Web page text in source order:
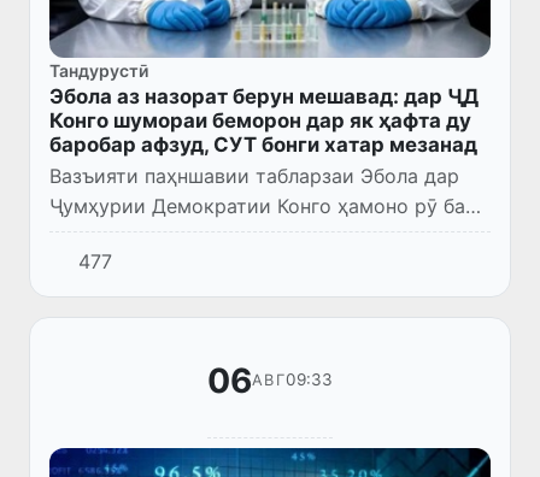
Тандурустӣ
Эбола аз назорат берун мешавад: дар ҶД
Конго шумораи беморон дар як ҳафта ду
баробар афзуд, СУТ бонги хатар мезанад
Вазъияти паҳншавии табларзаи Эбола дар
Ҷумҳурии Демократии Конго ҳамоно рӯ ба
мураккабшавӣ дорад. Директори генералии
Созмони ҷаҳонии тандурустӣ (СУТ) Тедрос
Аданом Гебрейесус изҳо...
477
06АВГ09:33